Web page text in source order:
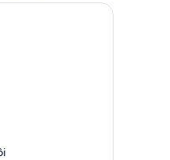
cao cấp, minibar, két bảo mật